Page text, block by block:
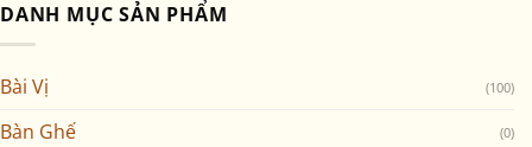
DANH MỤC SẢN PHẨM
Bài Vị (100)
Bàn Ghế (0)